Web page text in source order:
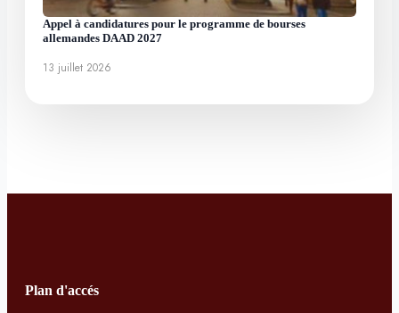
Appel à candidatures pour le programme de bourses
allemandes DAAD 2027
13 juillet 2026
Plan d'accés